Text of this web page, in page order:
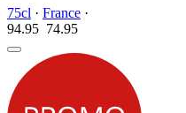
75cl · France ·
94.95 74.95